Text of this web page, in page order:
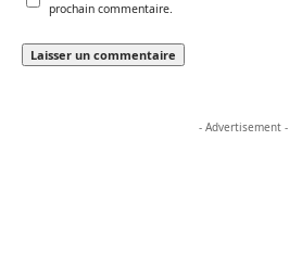
prochain commentaire.
- Advertisement -